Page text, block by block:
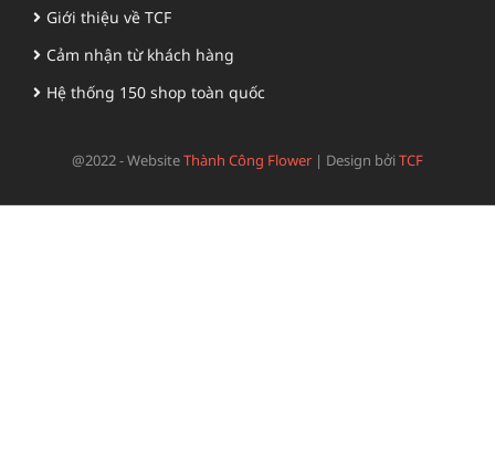
Giới thiệu về TCF
Cảm nhận từ khách hàng
Hệ thống 150 shop toàn quốc
@2022 - WebsiteThành Công Flower | Design bởiTCF